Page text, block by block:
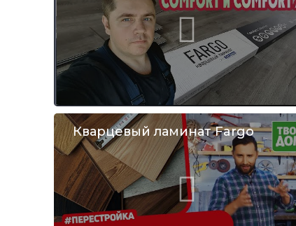
Кварцевый ламинат Fargo